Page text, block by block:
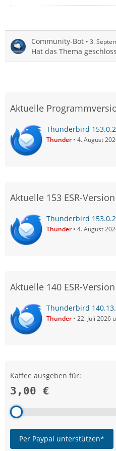
Community-Bot 3.
Hat das Thema
Aktuelle
Thunderbird
Thunder 4. August
Aktuelle 153 ESR-Version
Thunderbird
Thunder 4. August
Aktuelle 140 ESR-Version
Thunderbird
Thunder 22. Juli 2026
Kaffee ausgeben für:
3,00 €
Per Paypal unterstützen*